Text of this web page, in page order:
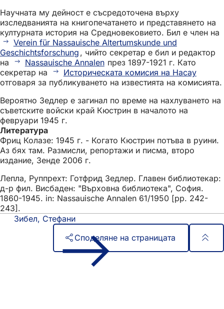
Научната му дейност е съсредоточена върху
изследванията на книгопечатането и представянето на
културната история на Средновековието. Бил е член на
Verein für Nassauische Altertumskunde und
Geschichtsforschung , чийто секретар е бил и редактор
на
Nassauische Annalen през 1897-1921 г. Като
секретар на
Историческата комисия на Насау
отговаря за публикуването на известията на комисията.
Вероятно Зедлер е загинал по време на нахлуването на
съветските войски край Кюстрин в началото на
февруари 1945 г.
Литература
Фриц Колазе: 1945 г. - Когато Кюстрин потъва в руини.
Аз бях там. Размисли, репортажи и писма, второ
издание, Зенде 2006 г.
Лепла, Руппрехт: Готфрид Зедлер. Главен библиотекар:
д-р фил. Висбаден: "Върховна библиотека", София.
1860-1945. in: Nassauische Annalen 61/1950 [pp. 242-
243].
Зибел, Стефани
Споделяне на страницата